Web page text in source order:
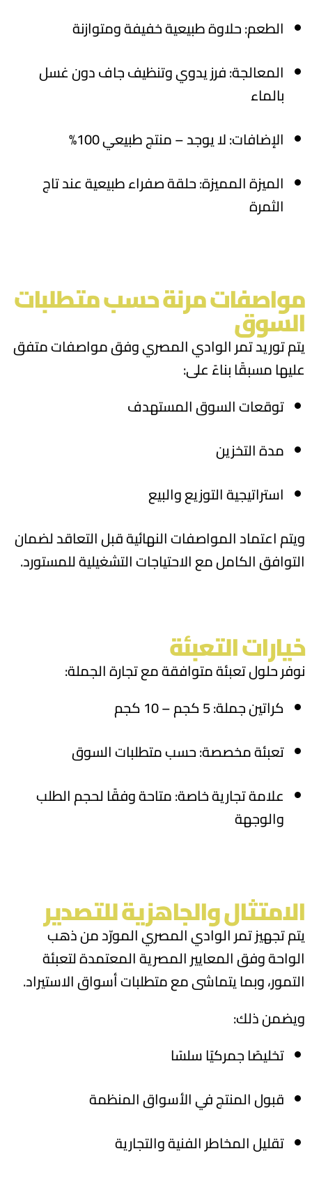
الطعم: حلاوة طبيعية خفيفة ومتوازنة
المعالجة: فرز يدوي وتنظيف جاف دون غسل
بالماء
الإضافات: لا يوجد – منتج طبيعي 100%
الميزة المميزة: حلقة صفراء طبيعية عند تاج
الثمرة
مواصفات مرنة حسب متطلبات
السوق
يتم توريد تمر الوادي المصري وفق مواصفات متفق
عليها مسبقًا بناءً على:
توقعات السوق المستهدف
مدة التخزين
استراتيجية التوزيع والبيع
ويتم اعتماد المواصفات النهائية قبل التعاقد لضمان
التوافق الكامل مع الاحتياجات التشغيلية للمستورد.
خيارات التعبئة
نوفر حلول تعبئة متوافقة مع تجارة الجملة:
كراتين جملة: 5 كجم – 10 كجم
تعبئة مخصصة: حسب متطلبات السوق
علامة تجارية خاصة: متاحة وفقًا لحجم الطلب
والوجهة
الامتثال والجاهزية للتصدير
يتم تجهيز تمر الوادي المصري المورّد من ذهب
الواحة وفق المعايير المصرية المعتمدة لتعبئة
التمور، وبما يتماشى مع متطلبات أسواق الاستيراد.
ويضمن ذلك:
تخليصًا جمركيًا سلسًا
قبول المنتج في الأسواق المنظمة
تقليل المخاطر الفنية والتجارية